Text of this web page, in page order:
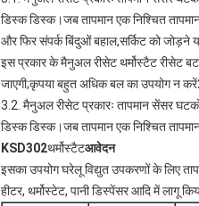
डिस्क डिस्क।जब तापमान एक निश्चित
और फिर संपर्क बिंदुओं बहाल,सर्किट को जोड़ने
इस प्रकार के मैनुअल रीसेट थर्मोस्टैट रीसेट
जाएगी;कृपया बहुत अधिक बल का उपयोग न
3.2. मैनुअल रीसेट प्रकारः तापमान सेंसर
डिस्क डिस्क।जब तापमान एक निश्चित
KSD302थर्मोस्टैटआवेदन
इसका उपयोग घरेलू विद्युत उपकरणों के लिए
हीटर, थर्मोस्टेट, पानी डिस्पेंसर आदि में लागू